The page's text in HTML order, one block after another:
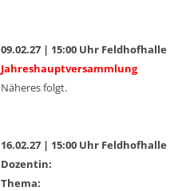
09.02.27 | 15:00 Uhr Feldhofhalle
Jahreshauptversammlung
Näheres folgt.
16.02.27 | 15:00 Uhr Feldhofhalle
Dozentin:
Thema: